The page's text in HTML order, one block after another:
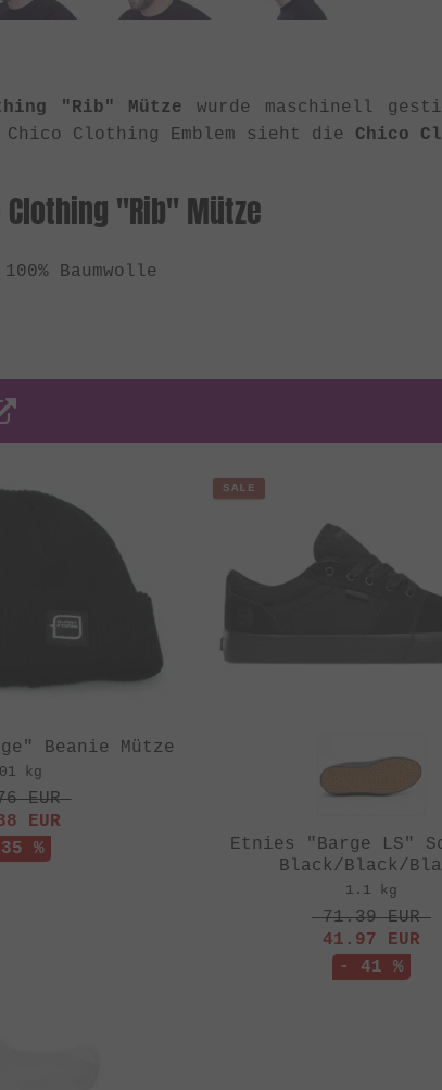
"Rib" Mütze wurde maschinell
Chico Clothing Emblem sieht die Chico
Clothing "Rib" Mütze
Baumwolle
Beanie Mütze
kg
EUR
EUR
%
SALE
Etnies "Barge LS"
Black/Black/
1.1 kg
71.39EUR
41.97 EUR
- 41 %